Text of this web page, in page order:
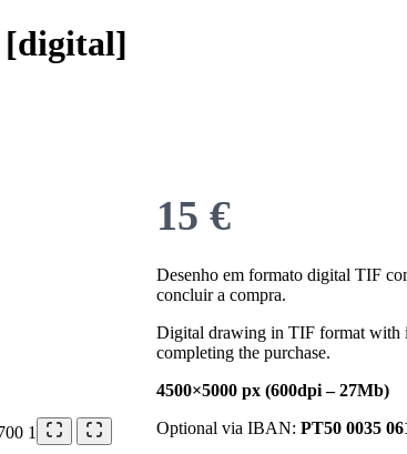
[digital]
Now
15 €
Desenho em formato digital TIF
concluir a compra.
Digital drawing in TIF format with
completing the purchase.
4500×5000 px (600dpi – 27Mb)
Optional via IBAN: PT50 0035